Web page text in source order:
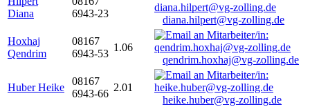
Diana
6943-23
diana.hilpert@vg-zolling.de
Hoxhaj
Qendrim
08167
6943-53
1.06
qendrim.hoxhaj@vg-zolling.de
Huber Heike
08167
6943-66
2.01
heike.huber@vg-zolling.de